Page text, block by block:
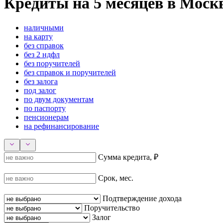
наличными
на карту
без справок
без 2 ндфл
без поручителей
без справок и поручителей
без залога
под залог
по двум документам
по паспорту
пенсионерам
на рефинансирование
Сумма кредита, ₽
Срок, мес.
Подтверждение дохода
Поручительство
Залог